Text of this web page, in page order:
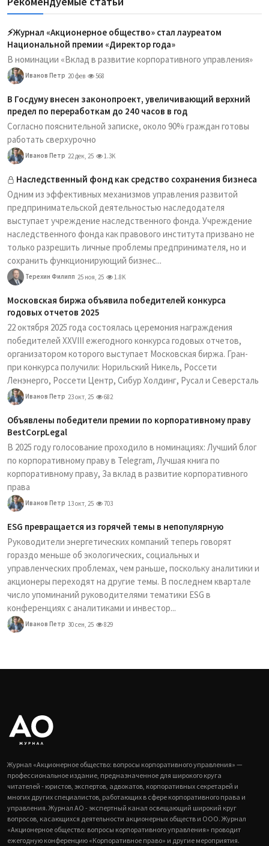
⚡️Журнал «Акционерное общество» стал лауреатом
Национальной премии «Директор года»
В номинации «Вклад в развитие корпоративного управления»
Иванов Петр 20 фев 568
В Госдуму внесен законопроект, увеличивающий верхний
предел по переработкам до 240 часов в год
Согласно пояснительной записке, около 90% граждан готовы
работать сверхурочно
Иванов Петр 22 дек, 25 1.3K
Наследственный фонд как средство сохранения бизнеса
Одним из эффективных механизмов управления развитой
предпринимательской деятельностью наследодателя
выступает учреждение наследственного фонда. Учреждение
наследственного фонда как правового института призвано не
только разрешить личные проблемы предпринимателя, но и
сохранить функционирующий бизнес...
Терехин Филипп 25 ноя, 25 1.8K
Московская биржа объявила победителей конкурса
годовых отчетов 2025
22 октября 2025 года состоялась церемония награждения
победителей XXVIII ежегодного конкурса годовых отчетов,
организатором которого выступает Московская биржа. Гран-
при конкурса получили: Норильский Никель, Россети
Ленэнерго, Россети Центр, Сибур Холдинг, Русал и Северсталь
Иванов Петр 23 окт, 25 682
Объявлены победители премии по корпоративному праву
BestCorpLegal
В 2025 году голосование проходило в номинациях: Лучший блог
по корпоративному праву в Telegram, Лучшая книга по
корпоративному праву, За вклад в развитие корпоративного
права
Иванов Петр 13 окт, 25 703
ESG превращается из горячей темы в непопулярную
Руководители энергетических компаний теперь говорят
гораздо меньше об экологических, социальных и
управленческих проблемах, чем раньше, поскольку аналитики и
акционеры переходят на другие темы. В последнем квартале
число упоминаний руководителями тематики ESG в
конференциях с аналитиками и инвестор...
Иванов Петр 30 сен, 25 829
Журнал «Акционерное общество: вопросы корпоративного управления» —
профессиональное издание, предназначенное для широкого круга
читателей - юристов, экспертов, адвокатов, корпоративных секретарей и
многих других специалистов, работающих в сфере корпоративного права и
управления. Журнал АО - экспертный канал освещающий широкий круг
вопросов, касающихся деятельности акционерных обществ и ООО. Журнал
«Акционерное общество: вопросы корпоративного управления» проводит
ежегодную конференцию «Корпоративное право» и другие мероприятия.